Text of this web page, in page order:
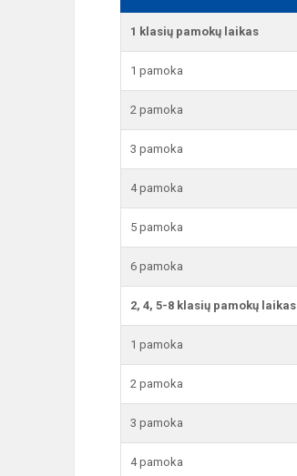
1 klasių pamokų laikas
1 pamoka
2 pamoka
3 pamoka
4 pamoka
5 pamoka
6 pamoka
2, 4, 5-8 klasių pamokų laikas
1 pamoka
2 pamoka
3 pamoka
4 pamoka